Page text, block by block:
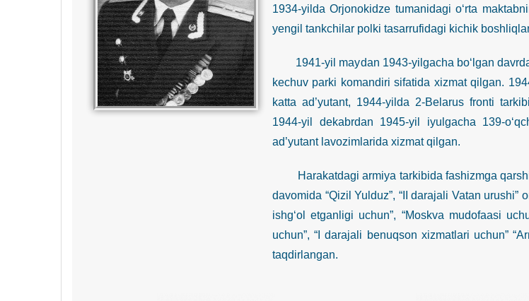
1934-yilda Orjonokidze tumanidagi o‘rta
yengil tankchilar polki tasarrufidagi kichik
1941-yil maydan 1943-yilgacha bo‘lgan davrda
kechuv parki komandiri sifatida xizmat qilgan.
katta ad’yutant, 1944-yilda 2-Belarus fronti
1944-yil dekabrdan 1945-yil iyulgacha 139-
ad’yutant lavozimlarida xizmat qilgan.
Harakatdagi armiya tarkibida fashizmga qarshi
davomida “Qizil Yulduz”, “II darajali Vatan urushi”
ishg‘ol etganligi uchun”, “Moskva mudofaasi
uchun”, “I darajali benuqson xizmatlari uchun”
taqdirlangan.